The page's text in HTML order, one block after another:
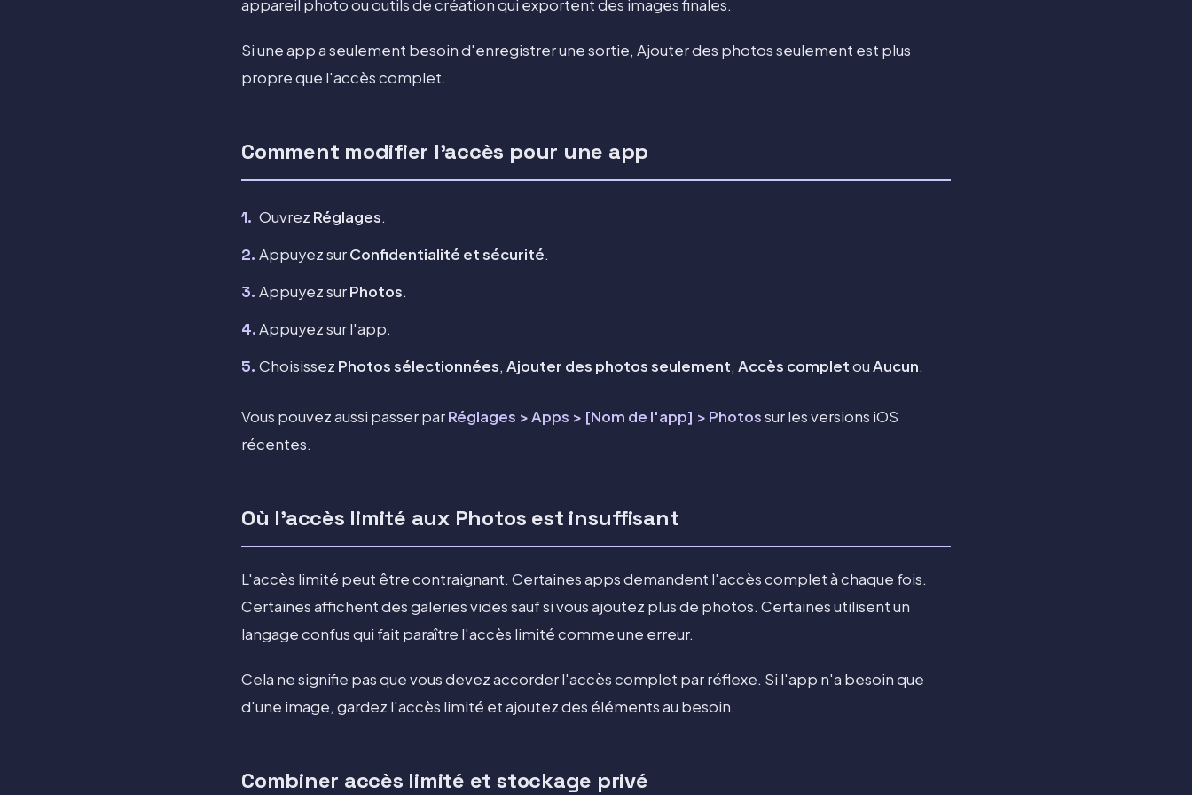
appareil photo ou outils de création qui exportent des images finales.
Si une app a seulement besoin d'enregistrer une sortie, Ajouter des photos seulement est plus
propre que l'accès complet.
Comment modifier l'accès pour une app
Ouvrez Réglages.
Appuyez surConfidentialité et sécurité.
Appuyez surPhotos.
Appuyez sur l'app.
Choisissez Photos sélectionnées, Ajouter des photos seulement, Accès completouAucun.
Vous pouvez aussi passer parRéglages > Apps > [Nom de l'app] > Photossur les versions iOS
récentes.
Où l'accès limité aux Photos est insuffisant
L'accès limité peut être contraignant. Certaines apps demandent l'accès complet à chaque fois.
Certaines affichent des galeries vides sauf si vous ajoutez plus de photos. Certaines utilisent un
langage confus qui fait paraître l'accès limité comme une erreur.
Cela ne signifie pas que vous devez accorder l'accès complet par réflexe. Si l'app n'a besoin que
d'une image, gardez l'accès limité et ajoutez des éléments au besoin.
Combiner accès limité et stockage privé